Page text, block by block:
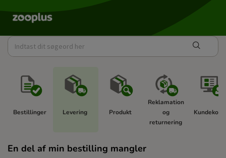
Bestillinger Levering Produkt
Reklamation
og
returnering
En del af min bestilling mangler